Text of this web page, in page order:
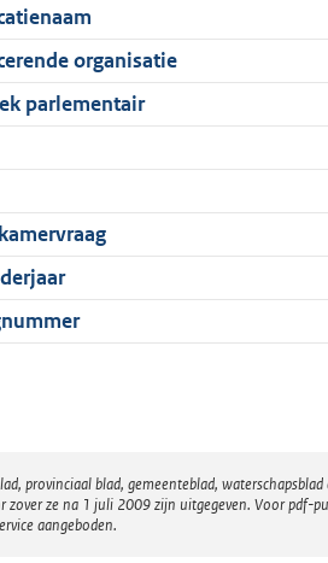
organisatie
parlementair
provinciaal blad, gemeenteblad,
ze na 1 juli 2009 zijn uitgegeven. Voor
aangeboden.